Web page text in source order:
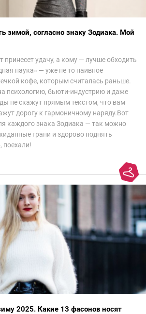
зимой, согласно знаку Зодиака. Мой
принесет удачу, а кому — лучше обходить
наука» — уже не то наивное
кофе, которым считалась раньше.
психологию, бьюти-индустрию и даже
не скажут прямым текстом, что вам
дорогу к гармоничному наряду.Вот
каждого знака Зодиака — так можно
грани и здорово поднять
поехали!
2025. Какие 13 фасонов носят